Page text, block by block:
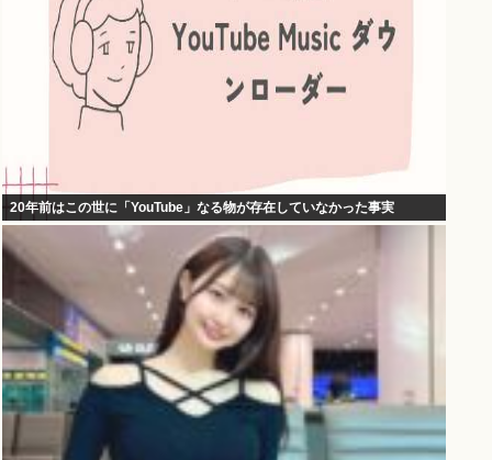
20年前はこの世に「YouTube」なる物が存在していなかった事実